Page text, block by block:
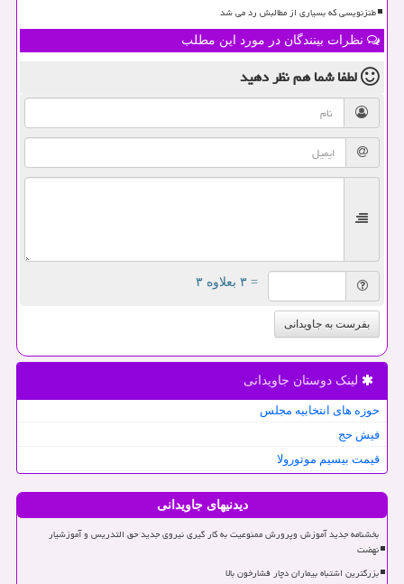
طنزنویسی که بسیاری از مطالبش رد می شد
نظرات بینندگان در مورد این مطلب
لطفا شما همنظر دهید
= ۳ بعلاوه ۳
بفرست به جاویدانی
لینک دوستان جاویدانی
حوزه های انتخابیه مجلس
فیش حج
قیمت بیسیم موتورولا
دیدنیهای جاویدانی
بخشنامه جدید آموزش وپرورش ممنوعیت به کار گیری نیروی جدید حق التدریس و آموزشیار
نهضت
بزرگترین اشتباه بیماران دچار فشارخون بالا